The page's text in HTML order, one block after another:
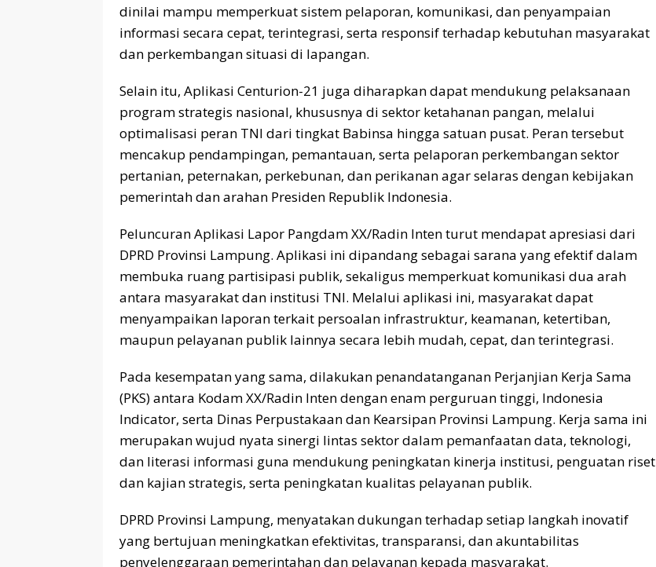
dinilai mampu memperkuat sistem pelaporan, komunikasi, dan penyampaian
informasi secara cepat, terintegrasi, serta responsif terhadap kebutuhan masyarakat
dan perkembangan situasi di lapangan.
Selain itu, Aplikasi Centurion-21 juga diharapkan dapat mendukung pelaksanaan
program strategis nasional, khususnya di sektor ketahanan pangan, melalui
optimalisasi peran TNI dari tingkat Babinsa hingga satuan pusat. Peran tersebut
mencakup pendampingan, pemantauan, serta pelaporan perkembangan sektor
pertanian, peternakan, perkebunan, dan perikanan agar selaras dengan kebijakan
pemerintah dan arahan Presiden Republik Indonesia.
Peluncuran Aplikasi Lapor Pangdam XX/Radin Inten turut mendapat apresiasi dari
DPRD Provinsi Lampung. Aplikasi ini dipandang sebagai sarana yang efektif dalam
membuka ruang partisipasi publik, sekaligus memperkuat komunikasi dua arah
antara masyarakat dan institusi TNI. Melalui aplikasi ini, masyarakat dapat
menyampaikan laporan terkait persoalan infrastruktur, keamanan, ketertiban,
maupun pelayanan publik lainnya secara lebih mudah, cepat, dan terintegrasi.
Pada kesempatan yang sama, dilakukan penandatanganan Perjanjian Kerja Sama
(PKS) antara Kodam XX/Radin Inten dengan enam perguruan tinggi, Indonesia
Indicator, serta Dinas Perpustakaan dan Kearsipan Provinsi Lampung. Kerja sama ini
merupakan wujud nyata sinergi lintas sektor dalam pemanfaatan data, teknologi,
dan literasi informasi guna mendukung peningkatan kinerja institusi, penguatan riset
dan kajian strategis, serta peningkatan kualitas pelayanan publik.
DPRD Provinsi Lampung, menyatakan dukungan terhadap setiap langkah inovatif
yang bertujuan meningkatkan efektivitas, transparansi, dan akuntabilitas
penyelenggaraan pemerintahan dan pelayanan kepada masyarakat.